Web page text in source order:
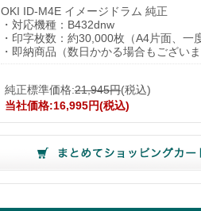
OKI ID-M4E イメージドラム 純正
・対応機種：B432dnw
・印字枚数：約30,000枚（A4片面、一
・即納商品（数日かかる場合もございま
純正標準価格:21,945円(税込)
当社価格:16,995円(税込)